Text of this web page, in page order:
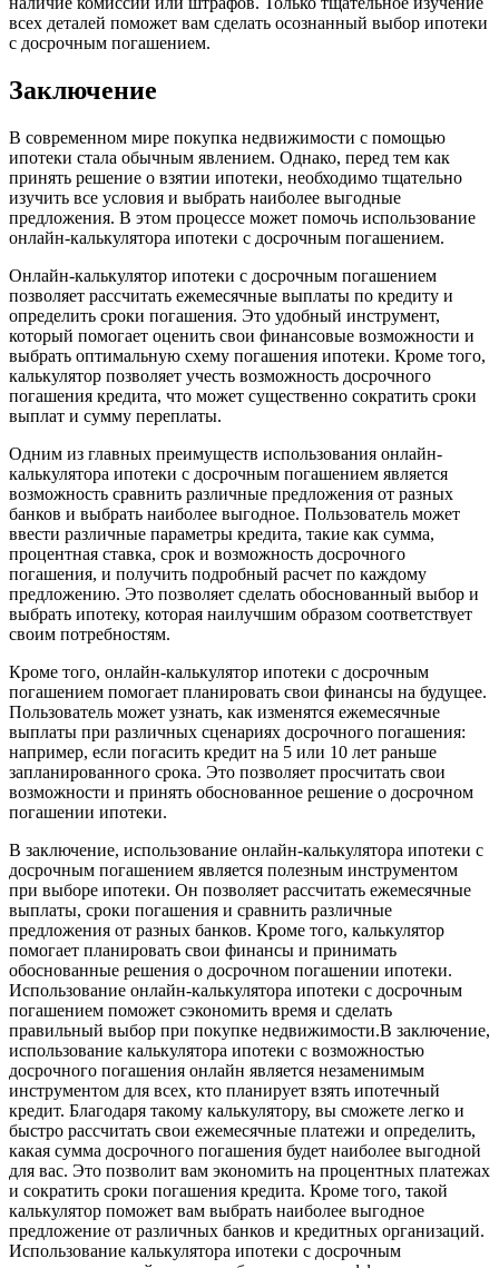
всех деталей поможет вам сделать осознанный выбор ипотеки
с досрочным погашением.
Заключение
В современном мире покупка недвижимости с помощью
ипотеки стала обычным явлением. Однако, перед тем как
принять решение о взятии ипотеки, необходимо тщательно
изучить все условия и выбрать наиболее выгодные
предложения. В этом процессе может помочь использование
онлайн-калькулятора ипотеки с досрочным погашением.
Онлайн-калькулятор ипотеки с досрочным погашением
позволяет рассчитать ежемесячные выплаты по кредиту и
определить сроки погашения. Это удобный инструмент,
который помогает оценить свои финансовые возможности и
выбрать оптимальную схему погашения ипотеки. Кроме того,
калькулятор позволяет учесть возможность досрочного
погашения кредита, что может существенно сократить сроки
выплат и сумму переплаты.
Одним из главных преимуществ использования онлайн-
калькулятора ипотеки с досрочным погашением является
возможность сравнить различные предложения от разных
банков и выбрать наиболее выгодное. Пользователь может
ввести различные параметры кредита, такие как сумма,
процентная ставка, срок и возможность досрочного
погашения, и получить подробный расчет по каждому
предложению. Это позволяет сделать обоснованный выбор и
выбрать ипотеку, которая наилучшим образом соответствует
своим потребностям.
Кроме того, онлайн-калькулятор ипотеки с досрочным
погашением помогает планировать свои финансы на будущее.
Пользователь может узнать, как изменятся ежемесячные
выплаты при различных сценариях досрочного погашения:
например, если погасить кредит на 5 или 10 лет раньше
запланированного срока. Это позволяет просчитать свои
возможности и принять обоснованное решение о досрочном
погашении ипотеки.
В заключение, использование онлайн-калькулятора ипотеки с
досрочным погашением является полезным инструментом
при выборе ипотеки. Он позволяет рассчитать ежемесячные
выплаты, сроки погашения и сравнить различные
предложения от разных банков. Кроме того, калькулятор
помогает планировать свои финансы и принимать
обоснованные решения о досрочном погашении ипотеки.
Использование онлайн-калькулятора ипотеки с досрочным
погашением поможет сэкономить время и сделать
правильный выбор при покупке недвижимости.В заключение,
использование калькулятора ипотеки с возможностью
досрочного погашения онлайн является незаменимым
инструментом для всех, кто планирует взять ипотечный
кредит. Благодаря такому калькулятору, вы сможете легко и
быстро рассчитать свои ежемесячные платежи и определить,
какая сумма досрочного погашения будет наиболее выгодной
для вас. Это позволит вам экономить на процентных платежах
и сократить сроки погашения кредита. Кроме того, такой
калькулятор поможет вам выбрать наиболее выгодное
предложение от различных банков и кредитных организаций.
Использование калькулятора ипотеки с досрочным